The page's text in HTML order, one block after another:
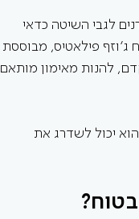
לגבי השיטה כדאי
ג’וזף פילאטיס, מבוססת
להנות מאימון מותאם
יכול לשדרג את